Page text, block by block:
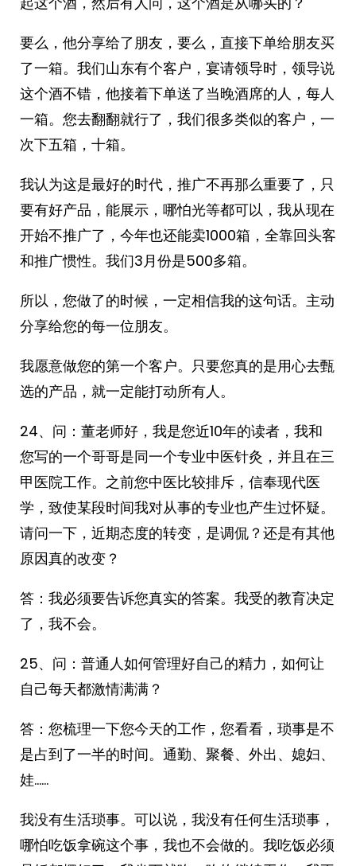
要么，他分享给了朋友，要么，直接下单给朋友买
了一箱。我们山东有个客户，宴请领导时，领导说
这个酒不错，他接着下单送了当晚酒席的人，每人
一箱。您去翻翻就行了，我们很多类似的客户，一
次下五箱，十箱。
我认为这是最好的时代，推广不再那么重要了，只
要有好产品，能展示，哪怕光等都可以，我从现在
开始不推广了，今年也还能卖1000箱，全靠回头客
和推广惯性。我们3月份是500多箱。
所以，您做了的时候，一定相信我的这句话。主动
分享给您的每一位朋友。
我愿意做您的第一个客户。只要您真的是用心去甄
选的产品，就一定能打动所有人。
24、问：董老师好，我是您近10年的读者，我和
您写的一个哥哥是同一个专业中医针灸，并且在三
甲医院工作。之前您中医比较排斥，信奉现代医
学，致使某段时间我对从事的专业也产生过怀疑。
请问一下，近期态度的转变，是调侃？还是有其他
原因真的改变？
答：我必须要告诉您真实的答案。我受的教育决定
了，我不会。
25、问：普通人如何管理好自己的精力，如何让
自己每天都激情满满？
答：您梳理一下您今天的工作，您看看，琐事是不
是占到了一半的时间。通勤、聚餐、外出、媳妇、
娃……
我没有生活琐事。可以说，我没有任何生活琐事，
哪怕吃饭拿碗这个事，我也不会做的。我吃饭必须